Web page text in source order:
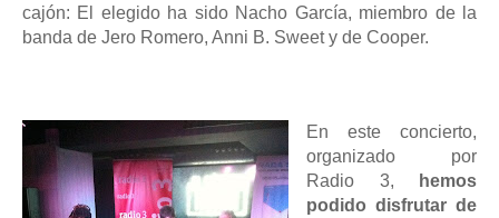
cajón: El elegido ha sido Nacho García, miembro de la
banda de Jero Romero, Anni B. Sweet y de Cooper.
En este concierto,
organizado por
Radio 3,
hemos
podido disfrutar de